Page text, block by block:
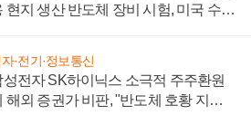
현지 생산 반도체 장비 시험, 미국 수출
·전기·정보통신
성전자 SK하이닉스 소극적 주주환원
해외 증권가 비판, "반도체 호황 지속